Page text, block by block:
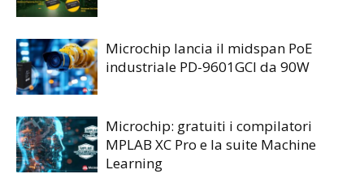
Microchip lancia il midspan PoE
industriale PD-9601GCI da 90W
Microchip: gratuiti i compilatori
MPLAB XC Pro e la suite Machine
Learning